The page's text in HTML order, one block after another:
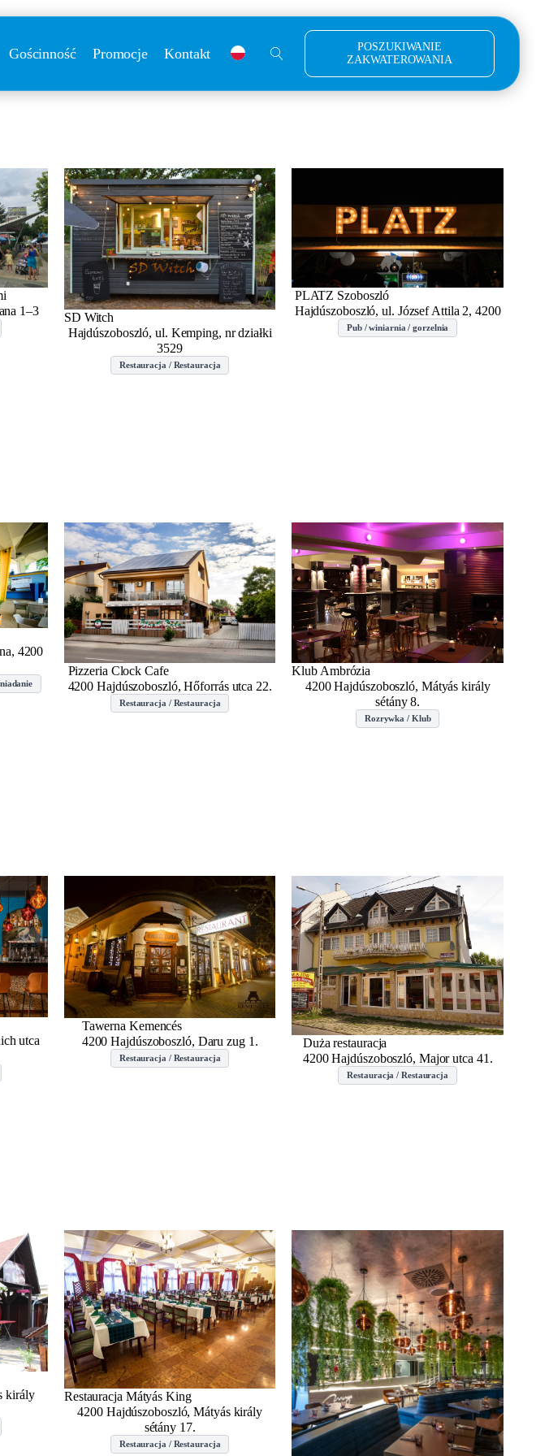
Gościnność Promocje Kontakt
POSZUKIWANIE
ZAKWATEROWANIA
1–3
SD Witch
Hajdúszoboszló, ul. Kemping, nr działki
3529
Restauracja / Restauracja
PLATZ Szoboszló
Hajdúszoboszló, ul. József Attila 2, 4200
Pub / winiarnia / gorzelnia
4200
Pizzeria Clock Cafe
4200 Hajdúszoboszló, Hőforrás utca 22.
Restauracja / Restauracja
Klub Ambrózia
4200 Hajdúszoboszló, Mátyás király
sétány 8.
Rozrywka / Klub
utca
Tawerna Kemencés
4200 Hajdúszoboszló, Daru zug 1.
Restauracja / Restauracja
Duża restauracja
4200 Hajdúszoboszló, Major utca 41.
Restauracja / Restauracja
király
Restauracja Mátyás King
4200 Hajdúszoboszló, Mátyás király
sétány 17.
Restauracja / Restauracja